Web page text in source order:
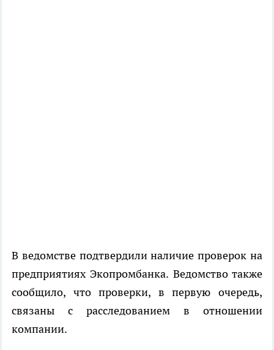
В ведомстве подтвердили наличие проверок на
предприятиях Экопромбанка. Ведомство также
сообщило, что проверки, в первую очередь,
связаны с расследованием в отношении
компании.